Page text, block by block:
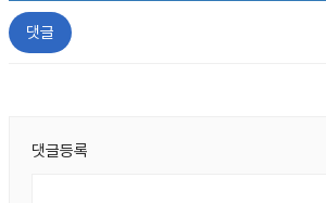
댓글
댓글등록